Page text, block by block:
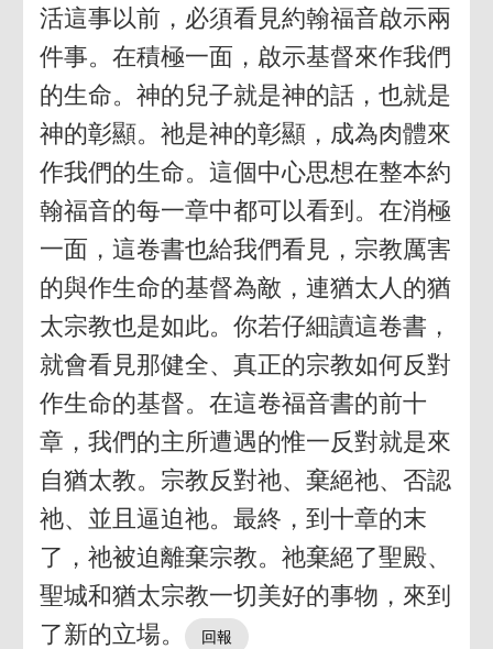
活這事以前，必須看見約翰福音啟示兩
件事。在積極一面，啟示基督來作我們
的生命。神的兒子就是神的話，也就是
神的彰顯。祂是神的彰顯，成為肉體來
作我們的生命。這個中心思想在整本約
翰福音的每一章中都可以看到。在消極
一面，這卷書也給我們看見，宗教厲害
的與作生命的基督為敵，連猶太人的猶
太宗教也是如此。你若仔細讀這卷書，
就會看見那健全、真正的宗教如何反對
作生命的基督。在這卷福音書的前十
章，我們的主所遭遇的惟一反對就是來
自猶太教。宗教反對祂、棄絕祂、否認
祂、並且逼迫祂。最終，到十章的末
了，祂被迫離棄宗教。祂棄絕了聖殿、
聖城和猶太宗教一切美好的事物，來到
了新的立場。